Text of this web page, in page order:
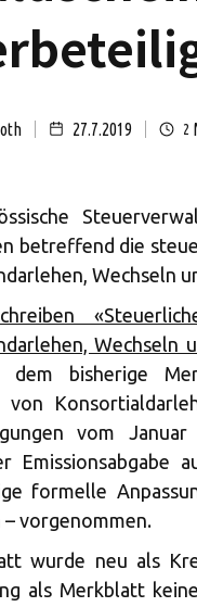
27.7.2019 2
betreffend die
Wechseln
Wechseln
dem bisherige
von
vom
Emissionsabgabe
formelle
– vorgenommen.
wurde neu als
als Merkblatt